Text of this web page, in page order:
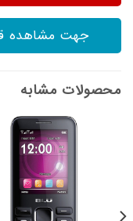
جهت مشاهده
محصولات مشابه